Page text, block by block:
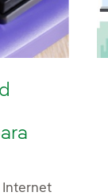
Internet